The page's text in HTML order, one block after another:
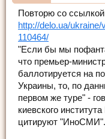
Повторю со
http://delo.ua/
110464/
"Если бы мы
что премьер-
баллотируется на
Украины, то, по
первом же туре" -
киевского
цитируют "ИноСМИ".